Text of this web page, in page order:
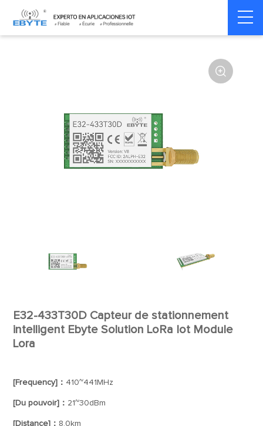
Home > Module > SPI/SOC/UART

E32-433T30D Capteur de stationnement
intelligent Ebyte Solution LoRa Iot Module
Lora
[Frequency]： 410~441MHz
[Du pouvoir]： 21~30dBm
[Distance]： 8.0km